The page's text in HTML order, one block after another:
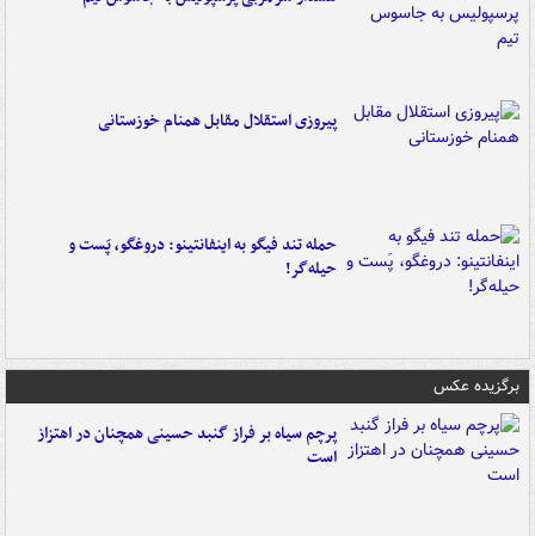
پیروزی استقلال مقابل همنام خوزستانی
حمله تند فیگو به اینفانتینو: دروغگو، پَست‌ و
حیله‌گر!
برگزیده عکس
پرچم سیاه بر فراز گنبد حسینی همچنان در اهتزاز
است